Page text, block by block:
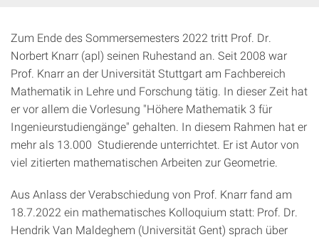
Zum Ende des Sommersemesters 2022 tritt Prof. Dr.
Norbert Knarr (apl) seinen Ruhestand an. Seit 2008 war
Prof. Knarr an der Universität Stuttgart am Fachbereich
Mathematik in Lehre und Forschung tätig. In dieser Zeit hat
er vor allem die Vorlesung "Höhere Mathematik 3 für
Ingenieurstudiengänge" gehalten. In diesem Rahmen hat er
mehr als 13.000 Studierende unterrichtet. Er ist Autor von
viel zitierten mathematischen Arbeiten zur Geometrie.
Aus Anlass der Verabschiedung von Prof. Knarr fand am
18.7.2022 ein mathematisches Kolloquium statt: Prof. Dr.
Hendrik Van Maldeghem (Universität Gent) sprach über